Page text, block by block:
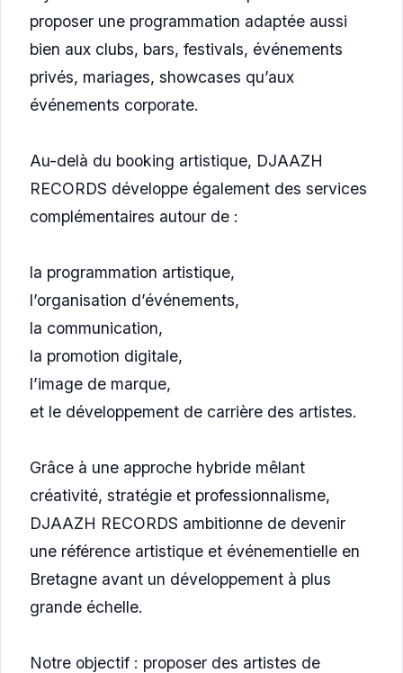
proposer une programmation adaptée aussi
bien aux clubs, bars, festivals, événements
privés, mariages, showcases qu’aux
événements corporate.
Au-delà du booking artistique, DJAAZH
RECORDS développe également des services
complémentaires autour de :
la programmation artistique,
l’organisation d’événements,
la communication,
la promotion digitale,
l’image de marque,
et le développement de carrière des artistes.
Grâce à une approche hybride mêlant
créativité, stratégie et professionnalisme,
DJAAZH RECORDS ambitionne de devenir
une référence artistique et événementielle en
Bretagne avant un développement à plus
grande échelle.
Notre objectif : proposer des artistes de